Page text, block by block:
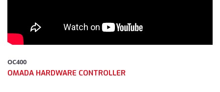
OC400
OMADA HARDWARE CONTROLLER